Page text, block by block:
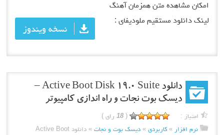
امکان مشاهده متن همزمان آهنگ
لینک دانلود مستقیم ملودیفای :
نسخه ویندوز
دانلود Active Boot Disk 19.0 Suite –
دیسک بوت نجات و راه اندازی کامپیوتر
امتیاز : (
18 رای )
نرم افزار »کاربردی »دیسک بوت و نجات »
دانلود Active Boot